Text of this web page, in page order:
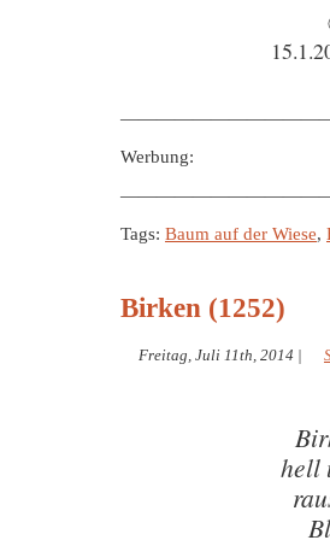
Werbung:
Tags: Baum auf der Wiese,
Birken (1252)
Freitag, Juli 11th, 2014 |
hell